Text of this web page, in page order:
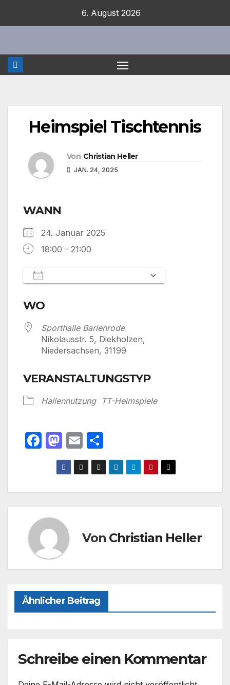
6. August 2026
Heimspiel Tischtennis
Von Christian Heller
JAN. 24, 2025
WANN
24. Januar 2025
18:00 - 21:00
WO
Sporthalle Barienrode
Nikolausstr. 5, Diekholzen,
Niedersachsen, 31199
VERANSTALTUNGSTYP
Hallennutzung TT-Heimspiele
F
e
o
o
k
M
a
st
o
o
n
E
m
ail
ei
le
n
Von Christian Heller
Ähnlicher Beitrag
Schreibe einen Kommentar